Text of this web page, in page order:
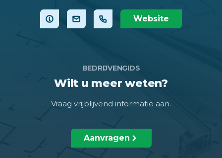
Website
BEDRIJVENGIDS
Wilt u meer weten?
Vraag vrijblijvend informatie aan.
Aanvragen